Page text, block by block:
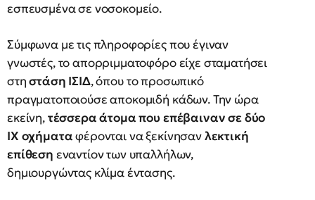
εσπευσμένα σε νοσοκομείο.
Σύμφωνα με τις πληροφορίες που έγιναν
γνωστές, το απορριμματοφόρο είχε σταματήσει
στηστάση ΙΣΙΔ, όπου το προσωπικό
πραγματοποιούσε αποκομιδή κάδων. Την ώρα
εκείνη,τέσσερα άτομα που επέβαιναν σε δύο
ΙΧ οχήματαφέρονται να ξεκίνησανλεκτική
επίθεση εναντίον των υπαλλήλων,
δημιουργώντας κλίμα έντασης.